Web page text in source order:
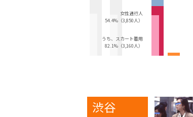
女性通行人
54.4%（3,850人）
うち、スカート着用
82.1%（3,160人）
渋谷